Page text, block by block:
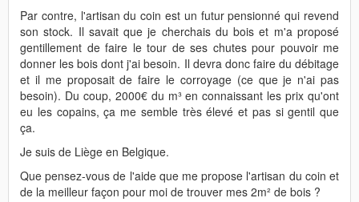
Par contre, l'artisan du coin est un futur pensionné qui revend
son stock. Il savait que je cherchais du bois et m'a proposé
gentillement de faire le tour de ses chutes pour pouvoir me
donner les bois dont j'ai besoin. Il devra donc faire du débitage
et il me proposait de faire le corroyage (ce que je n'ai pas
besoin). Du coup, 2000€ du m³ en connaissant les prix qu'ont
eu les copains, ça me semble très élevé et pas si gentil que
ça.
Je suis de Liège en Belgique.
Que pensez-vous de l'aide que me propose l'artisan du coin et
de la meilleur façon pour moi de trouver mes 2m² de bois ?